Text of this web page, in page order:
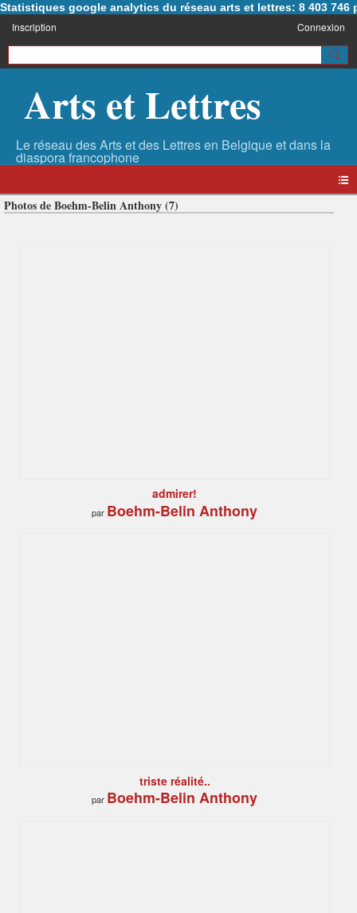
Statistiques google analytics du réseau arts et lettres: 8 403 746
Inscription Connexion
Arts et Lettres
Photos de Boehm-Belin Anthony (7)
admirer!
par Boehm-Belin Anthony
triste réalité..
par Boehm-Belin Anthony